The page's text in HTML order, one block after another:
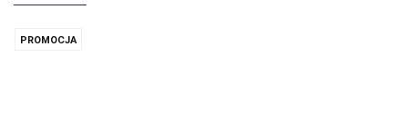
PROMOCJA